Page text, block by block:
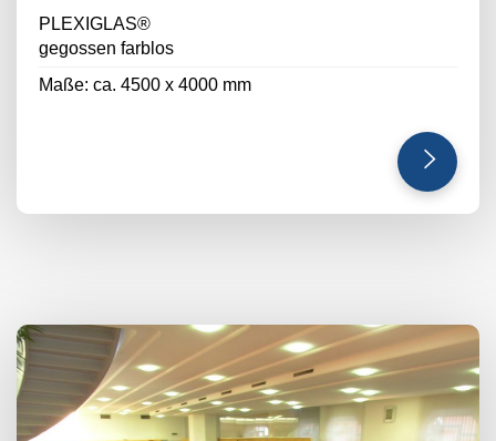
PLEXIGLAS®
gegossen farblos
Maße: ca. 4500 x 4000 mm